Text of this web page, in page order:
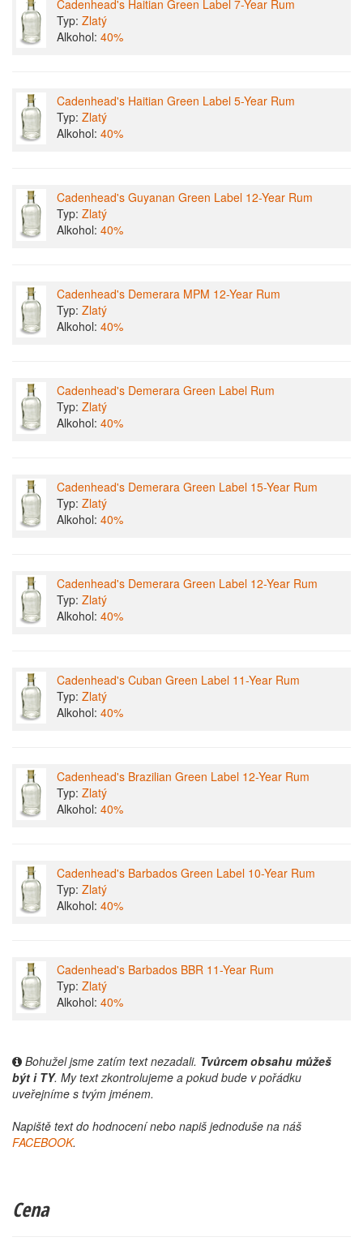
Cadenhead's Haitian Green Label 7-Year Rum
Typ: Zlatý
Alkohol: 40%
Cadenhead's Haitian Green Label 5-Year Rum
Typ: Zlatý
Alkohol: 40%
Cadenhead's Guyanan Green Label 12-Year Rum
Typ: Zlatý
Alkohol: 40%
Cadenhead's Demerara MPM 12-Year Rum
Typ: Zlatý
Alkohol: 40%
Cadenhead's Demerara Green Label Rum
Typ: Zlatý
Alkohol: 40%
Cadenhead's Demerara Green Label 15-Year Rum
Typ: Zlatý
Alkohol: 40%
Cadenhead's Demerara Green Label 12-Year Rum
Typ: Zlatý
Alkohol: 40%
Cadenhead's Cuban Green Label 11-Year Rum
Typ: Zlatý
Alkohol: 40%
Cadenhead's Brazilian Green Label 12-Year Rum
Typ: Zlatý
Alkohol: 40%
Cadenhead's Barbados Green Label 10-Year Rum
Typ: Zlatý
Alkohol: 40%
Cadenhead's Barbados BBR 11-Year Rum
Typ: Zlatý
Alkohol: 40%
Bohužel jsme zatím text nezadali. Tvůrcem obsahu můžeš
být i TY. My text zkontrolujeme a pokud bude v pořádku
uveřejníme s tvým jménem.
Napiště text do hodnocení nebo napiš jednoduše na náš
FACEBOOK.
Cena